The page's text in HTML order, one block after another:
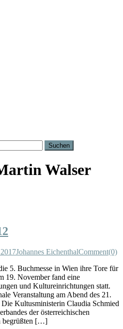
Walser
Johannes EichenthalComment(0)
5. Buchmesse in Wien ihre Tore für
19. November fand eine
und Kultureinrichtungen statt.
Veranstaltung am Abend des 21.
Kultusministerin Claudia Schmied
der österreichischen
begrüßten […]